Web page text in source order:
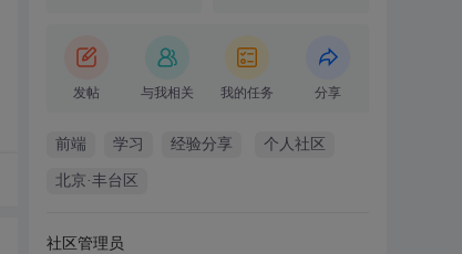
发帖 与我相关 我的任务 分享
前端 学习 经验分享 个人社区
北京·丰台区
社区管理员